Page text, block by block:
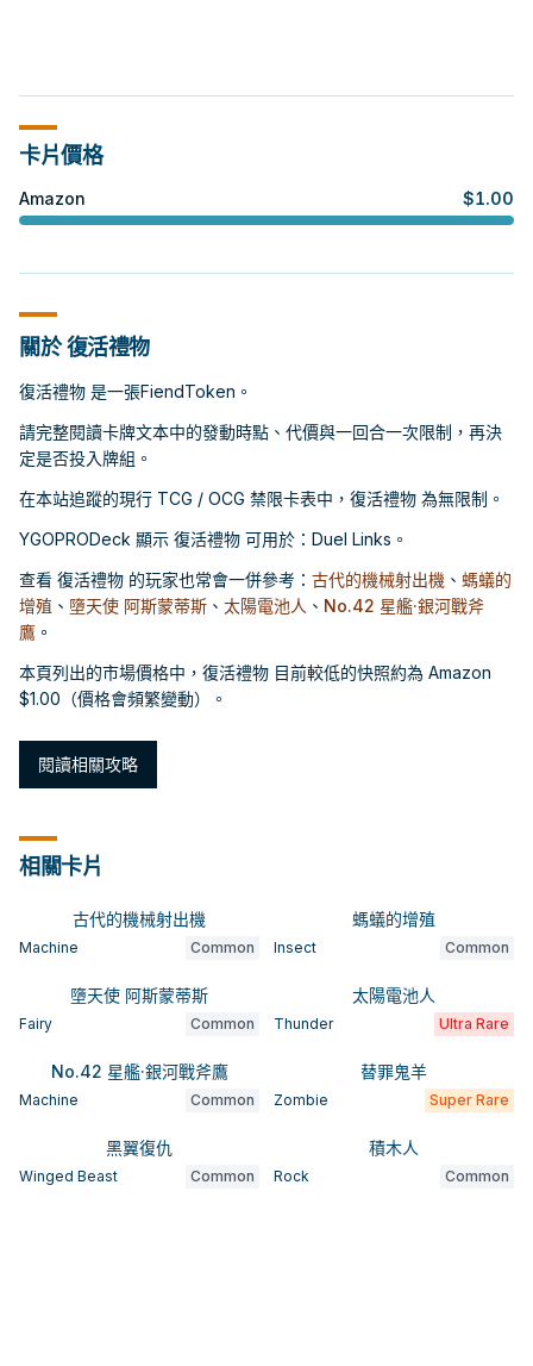
卡片價格
Amazon $1.00
關於 復活禮物
復活禮物 是一張FiendToken。
請完整閱讀卡牌文本中的發動時點、代價與一回合一次限制，再決
定是否投入牌組。
在本站追蹤的現行 TCG / OCG 禁限卡表中，復活禮物 為無限制。
YGOPRODeck 顯示 復活禮物 可用於：Duel Links。
查看 復活禮物 的玩家也常會一併參考： 古代的機械射出機 、 螞蟻的
增殖 、 墮天使 阿斯蒙蒂斯 、 太陽電池人 、 No.42 星艦·銀河戰斧
鷹 。
本頁列出的市場價格中，復活禮物 目前較低的快照約為 Amazon
$1.00（價格會頻繁變動）。
閱讀相關攻略
相關卡片
古代的機械射出機
Machine Common
螞蟻的增殖
Insect Common
墮天使 阿斯蒙蒂斯
Fairy Common
太陽電池人
Thunder Ultra Rare
No.42 星艦·銀河戰斧鷹
Machine Common
替罪鬼羊
Zombie Super Rare
黑翼復仇
Winged Beast Common
積木人
Rock Common